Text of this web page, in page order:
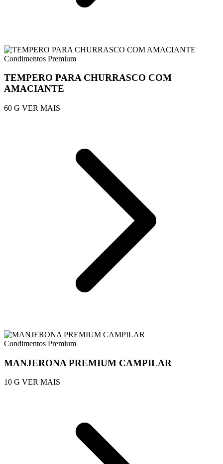
Condimentos Premium
TEMPERO PARA CHURRASCO COM
AMACIANTE
60 G VER MAIS
Condimentos Premium
MANJERONA PREMIUM CAMPILAR
10 G VER MAIS